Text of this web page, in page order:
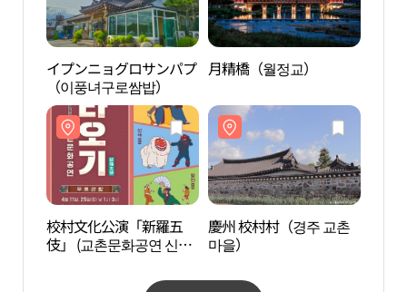
イプンニョグロサンパプ
（이풍녀구로쌈밥）
月精橋（월정교）
校村文化公演「新羅五
伎」 (교촌문화공연 신라
慶州 校村村（경주 교촌
마을）